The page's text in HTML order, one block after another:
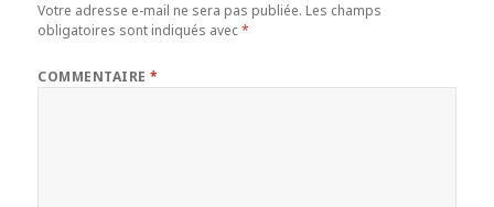
Votre adresse e-mail ne sera pas publiée. Les champs
obligatoires sont indiqués avec*
COMMENTAIRE*